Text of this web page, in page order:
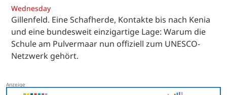
Wednesday
Gillenfeld. Eine Schafherde, Kontakte bis nach Kenia
und eine bundesweit einzigartige Lage: Warum die
Schule am Pulvermaar nun offiziell zum UNESCO-
Netzwerk gehört.